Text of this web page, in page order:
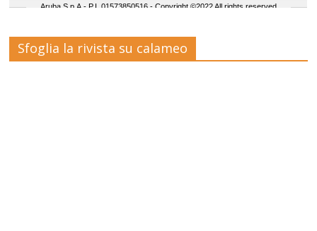
Sfoglia la rivista su calameo